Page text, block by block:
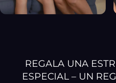
REGALA UNA
ESPECIAL – UN